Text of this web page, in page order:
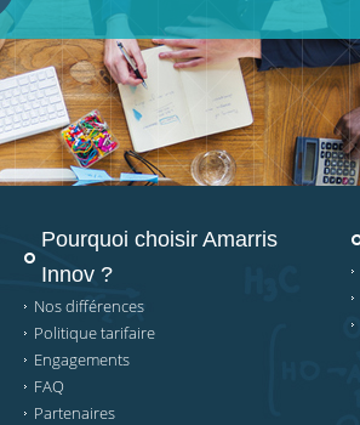
Pourquoi choisir Amarris
Innov ?
Nos différences
Politique tarifaire
Engagements
FAQ
Partenaires